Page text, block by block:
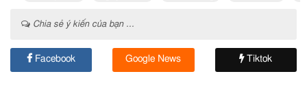
Chia sẻ ý kiến của bạn ...
Facebook Google News Tiktok